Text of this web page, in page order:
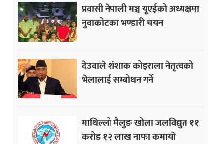
प्रवासी नेपाली मञ्च यूएईको अध्यक्षमा
नुवाकोटका भण्डारी चयन
देउवाले शंशाक कोइराला नेतृत्वको
भेलालाई सम्बोधन गर्ने
माथिल्लो मैलुङ खोला जलविद्युत ११
करोड १२ लाख नाफा कमायाे